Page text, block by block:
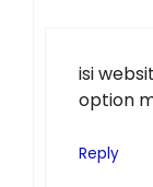
isi
option
Reply